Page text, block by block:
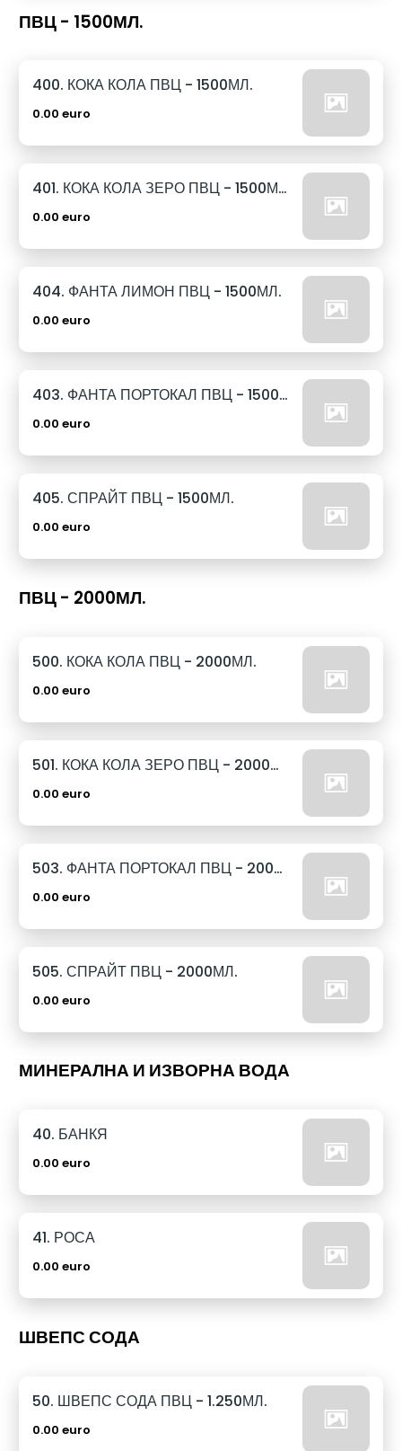
ПВЦ - 1500МЛ.
400. КОКА КОЛА ПВЦ - 1500МЛ.
0.00 euro
401. КОКА КОЛА ЗЕРО ПВЦ - 1500МЛ.
0.00 euro
404. ФАНТА ЛИМОН ПВЦ - 1500МЛ.
0.00 euro
403. ФАНТА ПОРТОКАЛ ПВЦ - 1500МЛ.
0.00 euro
405. СПРАЙТ ПВЦ - 1500МЛ.
0.00 euro
ПВЦ - 2000МЛ.
500. КОКА КОЛА ПВЦ - 2000МЛ.
0.00 euro
501. КОКА КОЛА ЗЕРО ПВЦ - 2000МЛ.
0.00 euro
503. ФАНТА ПОРТОКАЛ ПВЦ - 2000МЛ.
0.00 euro
505. СПРАЙТ ПВЦ - 2000МЛ.
0.00 euro
МИНЕРАЛНА И ИЗВОРНА ВОДА
40. БАНКЯ
0.00 euro
41. РОСА
0.00 euro
ШВЕПС СОДА
50. ШВЕПС СОДА ПВЦ - 1.250МЛ.
0.00 euro